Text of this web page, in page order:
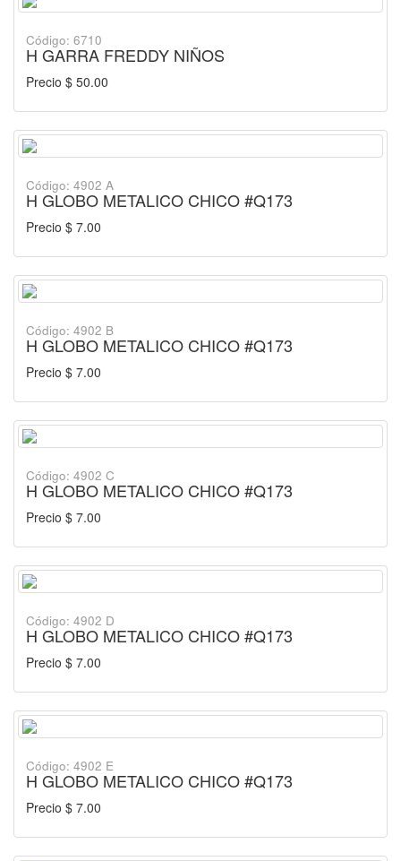
Código: 6710
H GARRA FREDDY NIÑOS
Precio $ 50.00
Código: 4902 A
H GLOBO METALICO CHICO #Q173
Precio $ 7.00
Código: 4902 B
H GLOBO METALICO CHICO #Q173
Precio $ 7.00
Código: 4902 C
H GLOBO METALICO CHICO #Q173
Precio $ 7.00
Código: 4902 D
H GLOBO METALICO CHICO #Q173
Precio $ 7.00
Código: 4902 E
H GLOBO METALICO CHICO #Q173
Precio $ 7.00